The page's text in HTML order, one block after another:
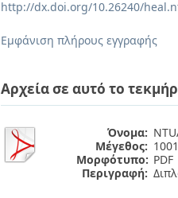
http://dx.doi.org/10.26240/
Εμφάνιση πλήρους εγγραφής
Αρχεία σε αυτό το
Όνομα:
Μέγεθος:
Μορφότυπο: PDF
Περιγραφή: